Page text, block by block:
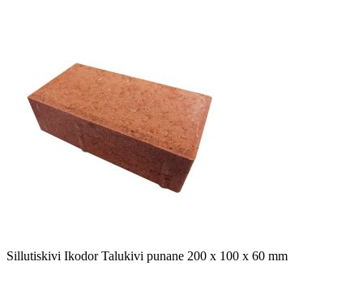
Sillutiskivi Ikodor Talukivi punane 200 x 100 x 60 mm